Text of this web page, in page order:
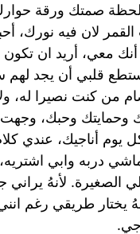
صمتك ورقة
لان فيه نورك،
أنك معي، أريد ان
قلبي أن يجد
من كنت نصيرا
وحمايتك وحبك، وجهت
كل يوم أناجيك،
دربه وابي
الصغيرة. لأنهُ
يختار طريقي رغم